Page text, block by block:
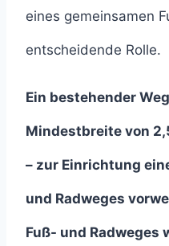
eines gemeinsamen
entscheidende Rolle.
Ein bestehender
Mindestbreite von
– zur Einrichtung
und Radweges
Fuß- und Radweges